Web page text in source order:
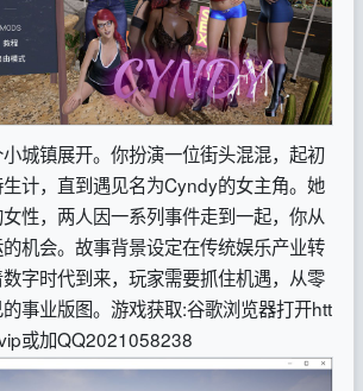
城镇展开。你扮演一位街头混混，起初
计，直到遇见名为Cyndy的女主角。她
性，两人因一系列事件走到一起，你从
机会。故事背景设定在传统娱乐产业转
字时代到来，玩家需要抓住机遇，从零
事业版图。 游戏获取:谷歌浏览器打开htt
或加QQ2021058238